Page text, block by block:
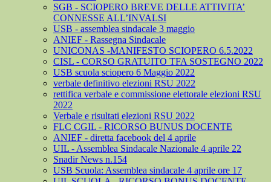
SGB - SCIOPERO BREVE DELLE ATTIVITA’
CONNESSE ALL’INVALSI
USB - assemblea sindacale 3 maggio
ANIEF - Rassegna Sindacale
UNICONAS -MANIFESTO SCIOPERO 6.5.2022
CISL - CORSO GRATUITO TFA SOSTEGNO 2022
USB scuola sciopero 6 Maggio 2022
verbale definitivo elezioni RSU 2022
rettifica verbale e commissione elettorale elezioni RSU
2022
Verbale e risultati elezioni RSU 2022
FLC CGIL - RICORSO BUNUS DOCENTE
ANIEF - diretta facebook del 4 aprile
UIL - Assemblea Sindacale Nazionale 4 aprile 22
Snadir News n.154
USB Scuola: Assemblea sindacale 4 aprile ore 17